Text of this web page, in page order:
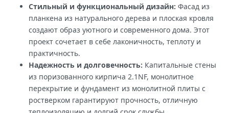
Стильный и функциональный дизайн: Фасад из
планкена из натурального дерева и плоская кровля
создают образ уютного и современного дома. Этот
проект сочетает в себе лаконичность, теплоту и
практичность.
Надежность и долговечность: Капитальные стены
из поризованного кирпича 2.1NF, монолитное
перекрытие и фундамент из монолитной плиты с
ростверком гарантируют прочность, отличную